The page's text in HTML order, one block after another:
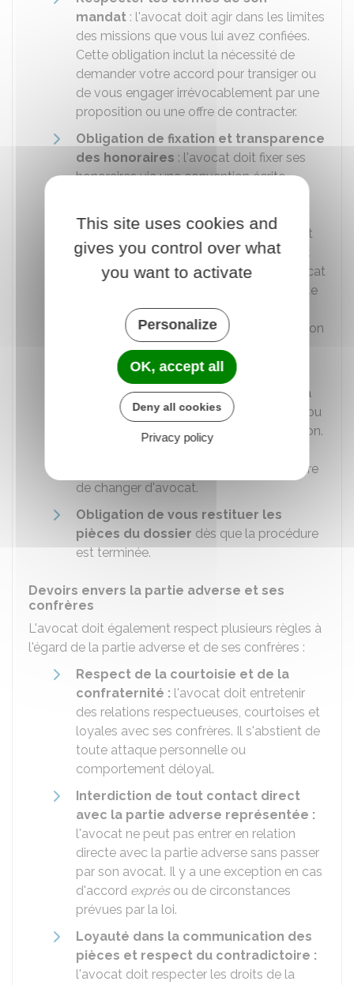
mandat : l'avocat doit agir dans les limites
des missions que vous lui avez confiées.
Cette obligation inclut la nécessité de
demander votre accord pour transiger ou
de vous engager irrévocablement par une
proposition ou une offre de contracter.
Obligation de fixation et transparence
des honoraires : l'avocat doit fixer ses
honoraires via une convention écrite
document vous informe du mode de
calcul des honoraires, de leur montant et
des autres frais qui pourraient s'y ajouter.
Lors de la clôture de votre dossier, l'avocat
doit également vous remettre un compte
détaillé qui présente distinctement les
sommes correspondant à sa rémunération
et les sommes correspondant aux frais
payés pour votre compte.
Obligation de mener l'affaire jusqu'à
son termesauf si vous l'en déchargez ou
s'il décide de ne pas poursuivre sa mission.
informer rapidement pour vous permettre
de changer d'avocat.
Obligation de vous restituer les
pièces du dossier dès que la procédure
est terminée.
Devoirs envers la partie adverse et ses
confrères
L'avocat doit également respect plusieurs règles à
l'égard de la partie adverse et de ses confrères :
Respect de la courtoisie et de la
confraternité : l'avocat doit entretenir
des relations respectueuses, courtoises et
loyales avec ses confrères. Il s'abstient de
toute attaque personnelle ou
comportement déloyal.
Interdiction de tout contact direct
avec la partie adverse représentée :
l'avocat ne peut pas entrer en relation
directe avec la partie adverse sans passer
par son avocat. Il y a une exception en cas
d'accord exprèsou de circonstances
prévues par la loi.
Loyauté dans la communication des
pièces et respect du contradictoire :
l'avocat doit respecter les droits de la
This site uses cookies and
gives you control over what
you want to activate
Personalize
OK, accept all
Deny all cookies
Privacy policy